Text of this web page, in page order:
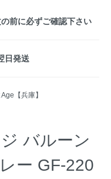
前に必ずご確認下さい
日発送
【兵庫】
バルーン
ー GF-220